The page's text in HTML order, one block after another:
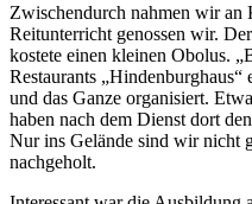
Zwischendurch nahmen wir an
Reitunterricht genossen wir.
kostete einen kleinen Obolus.
Restaurants
Hindenburghaus
und das Ganze organisiert.
haben nach dem Dienst dort
Nur ins Gelände sind wir nicht
nachgeholt.